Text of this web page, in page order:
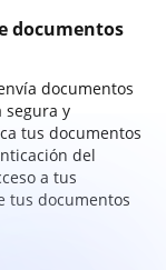
documentos
documentos
segura y
tus documentos
del
a tus
tus documentos